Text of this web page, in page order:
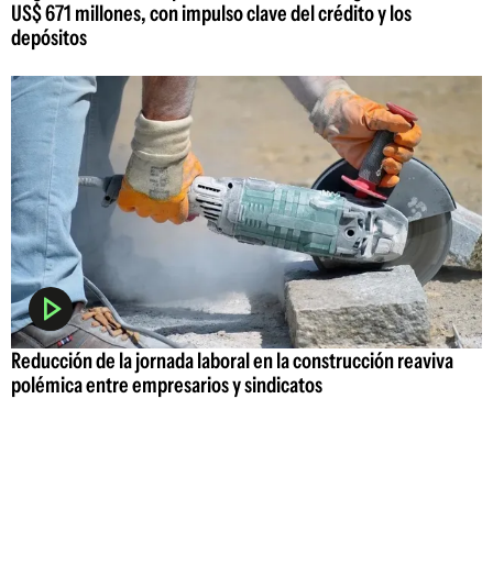
US$ 671 millones, con impulso clave del crédito y los
depósitos
Reducción de la jornada laboral en la construcción reaviva
polémica entre empresarios y sindicatos